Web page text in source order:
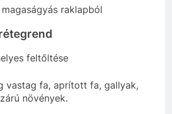
magaságyás raklapból
feltőltése
vastag fa, aprított fa, gallyak,
növények.